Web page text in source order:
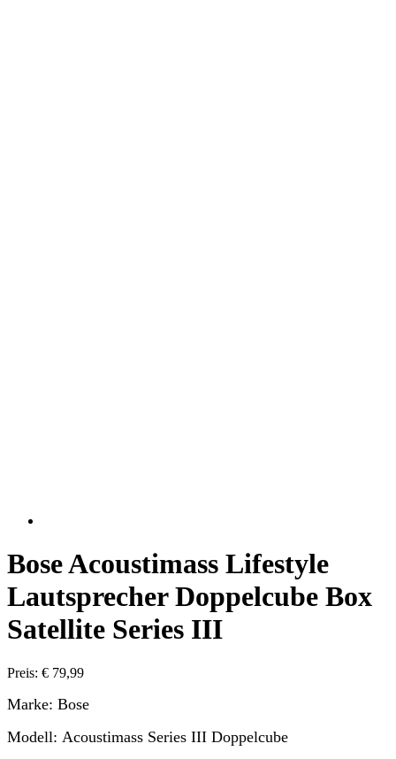
Bose Acoustimass Lifestyle
Lautsprecher Doppelcube Box
Satellite Series III
Preis: € 79,99
Marke: Bose
Modell: Acoustimass Series III Doppelcube